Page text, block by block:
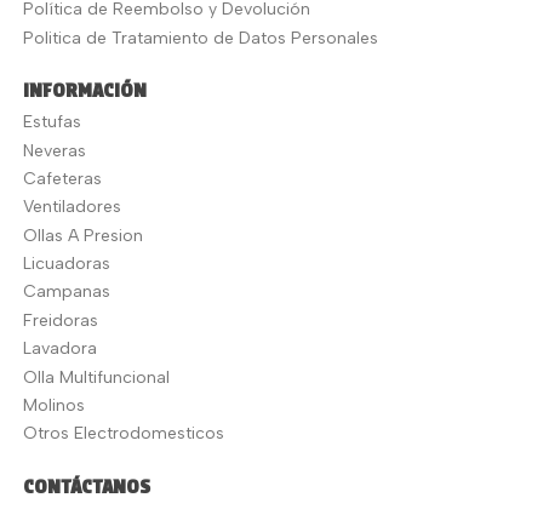
Política de Reembolso y Devolución
Politica de Tratamiento de Datos Personales
INFORMACIÓN
Estufas
Neveras
Cafeteras
Ventiladores
Ollas A Presion
Licuadoras
Campanas
Freidoras
Lavadora
Olla Multifuncional
Molinos
Otros Electrodomesticos
CONTÁCTANOS